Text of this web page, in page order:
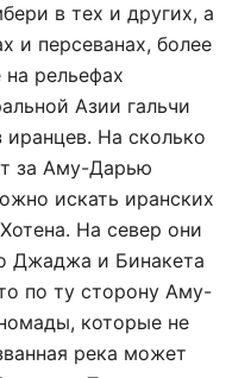
в тех и других, а
и персеванах, более
рельефах
Азии гальчи
На сколько
за Аму-Дарью
искать иранских
На север они
Джаджа и Бинакета
по ту сторону Аму-
, которые не
река может